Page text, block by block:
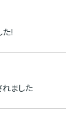
た!
れました